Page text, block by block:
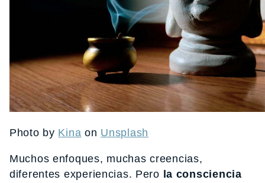
Photo by Kina on Unsplash
Muchos enfoques, muchas creencias,
diferentes experiencias. Pero la consciencia